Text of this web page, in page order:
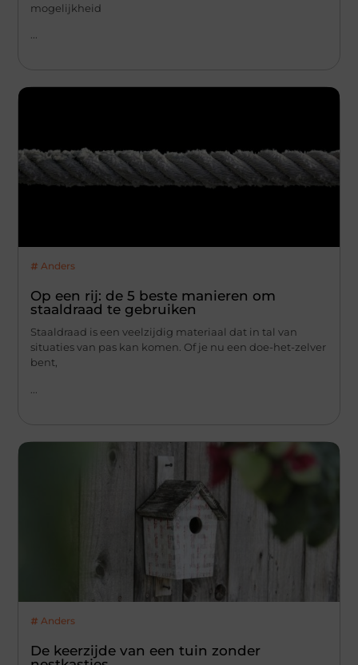
mogelijkheid
...
Anders
Op een rij: de 5 beste manieren om
staaldraad te gebruiken
Staaldraad is een veelzijdig materiaal dat in tal van
situaties van pas kan komen. Of je nu een doe-het-zelver
bent,
Anders
De keerzijde van een tuin zonder